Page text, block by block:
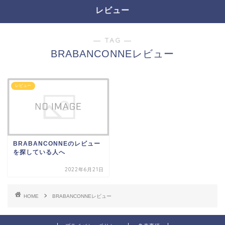
レビュー
― TAG ―
BRABANCONNEレビュー
レビュー
BRABANCONNEのレビュー
を探している人へ
2022年6月21日
HOME BRABANCONNEレビュー